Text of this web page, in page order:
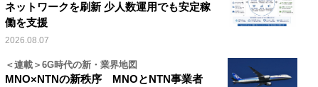
ネットワークを刷新 少人数運用でも安定稼
働を支援
2026.08.07
＜連載＞6G時代の新・業界地図
MNO×NTNの新秩序 MNOとNTN事業者